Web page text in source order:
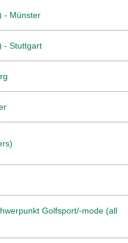
- Münster
- Stuttgart
Golfsport/-mode (all